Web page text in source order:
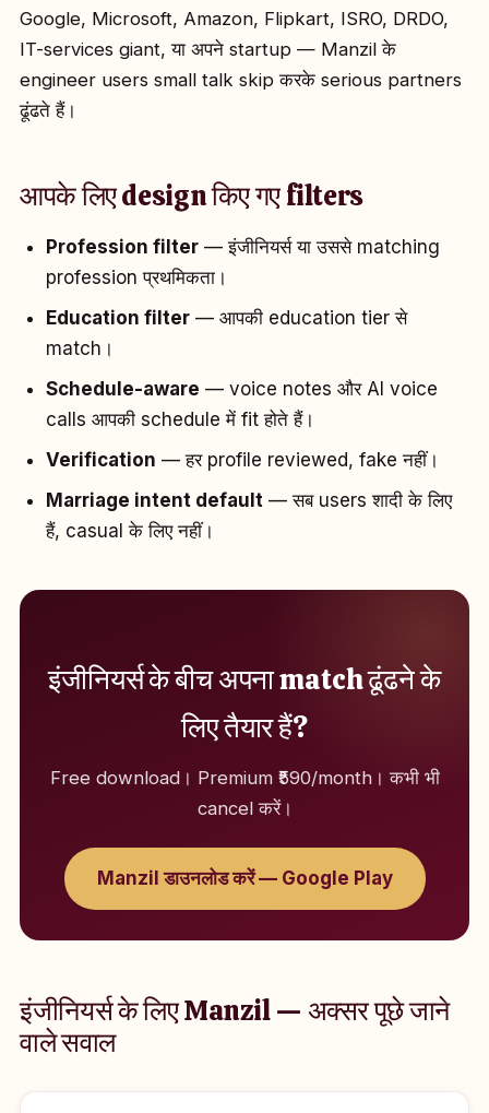
Google, Microsoft, Amazon, Flipkart, ISRO, DRDO,
IT-services giant, या अपने startup — Manzil के
engineer users small talk skip करके serious partners
ढूंढते हैं।
आपके लिए design किए गए filters
Profession filter — इंजीनियर्स या उससे matching
profession प्रथमिकता।
Education filter — आपकी education tier से
match।
Schedule-aware — voice notes और AI voice
calls आपकी schedule में fit होते हैं।
Verification — हर profile reviewed, fake नहीं।
Marriage intent default — सब users शादी के लिए
हैं, casual के लिए नहीं।
इंजीनियर्स के बीच अपना match ढूंढने के
लिए तैयार हैं?
Free download। Premium ₹590/month। कभी भी
cancel करें।
Manzil डाउनलोड करें — Google Play
इंजीनियर्स के लिए Manzil — अक्सर पूछे जाने
वाले सवाल